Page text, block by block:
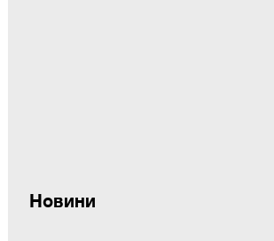
Новини